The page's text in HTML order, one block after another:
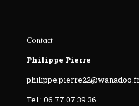
Contact
Philippe Pierre
Tel : 06 77 07 39 36‬